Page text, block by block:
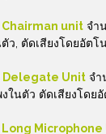
Chairman unit จำ
, ตัดเสียงโดยอัตโ
Delegate Unit จำ
นตัว ตัดเสียงโดย
Long